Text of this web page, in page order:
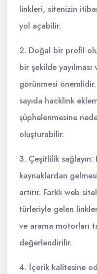
linkleri, sitenizin
yol açabilir.
2. Doğal bir profil
bir şekilde
görünmesi
sayıda hacklink
şüphelenmesine
oluşturabilir.
3. Çeşitlilik
kaynaklardan
artırır. Farklı web
türleriyle gelen
ve arama motorları
değerlendirilir.
4. İçerik kalitesine